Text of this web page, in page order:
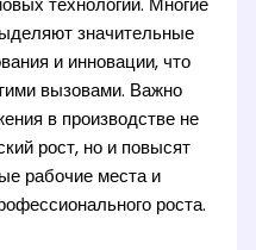
значительные
и инновации, что
вызовами. Важно
в производстве не
рост, но и повысят
рабочие места и
роста.